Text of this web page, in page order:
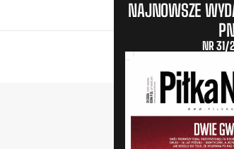
NAJNOWSZE
PN
NR